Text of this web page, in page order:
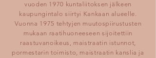
vuoden 1970 kuntaliitoksen jälkeen
kaupungintalo siirtyi Kankaan alueelle.
Vuonna 1975 tehtyjen muutospiirustusten
mukaan raatihuoneeseen sijoitettiin
raastuvanoikeus, maistraatin istunnot,
pormestarin toimisto, maistraatin kanslia ja